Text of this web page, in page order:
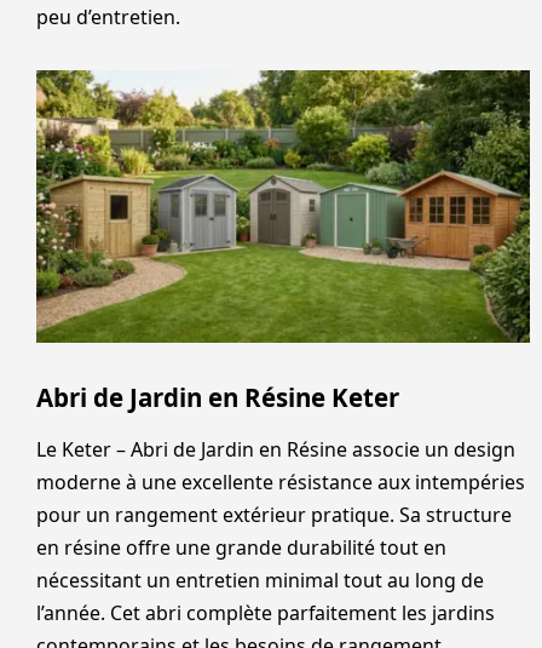
peu d’entretien.
Abri de Jardin en Résine Keter
Le Keter – Abri de Jardin en Résine associe un design
moderne à une excellente résistance aux intempéries
pour un rangement extérieur pratique. Sa structure
en résine offre une grande durabilité tout en
nécessitant un entretien minimal tout au long de
l’année. Cet abri complète parfaitement les jardins